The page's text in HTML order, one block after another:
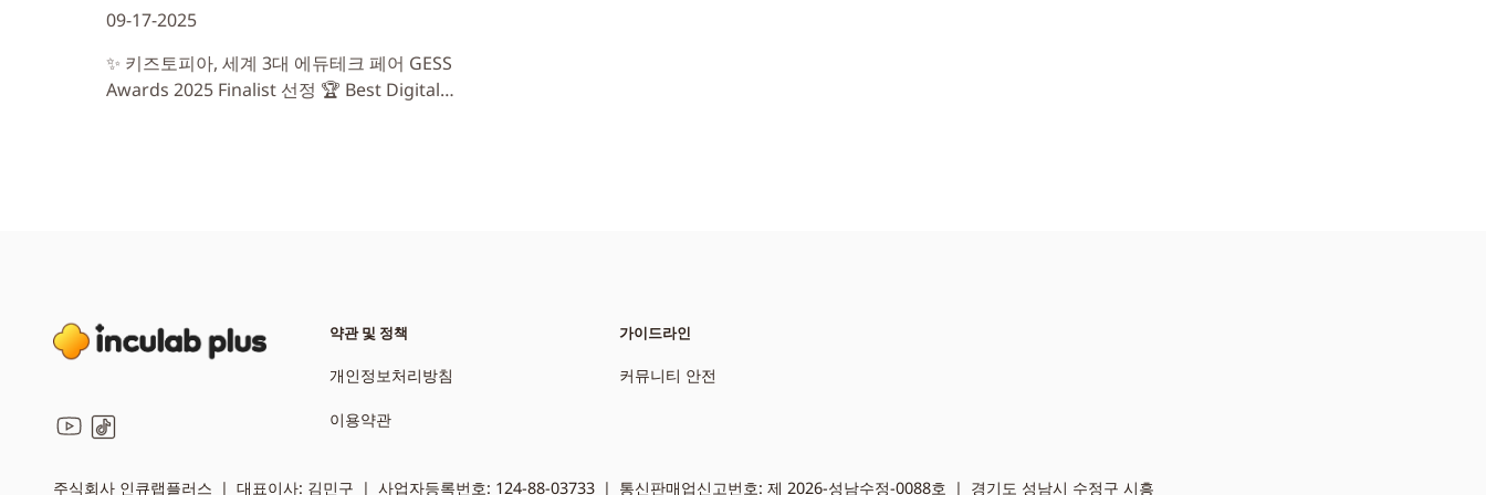
09-17-2025
✨ 키즈토피아, 세계 3대 에듀테크 페어 GESS
Awards 2025 Finalist 선정 🏆 Best Digital
YouTube
TikTok
주식회사 인큐랩플러스 ㅣ 대표이사: 김민구 ㅣ 사업자등록번호: 124-88-03733 ㅣ 통신판매업신고번호: 제 2026-성남수정-0088호 ㅣ 경기도 성남시 수정구 시흥
약관 및 정책
개인정보처리방침
이용약관
가이드라인
커뮤니티 안전